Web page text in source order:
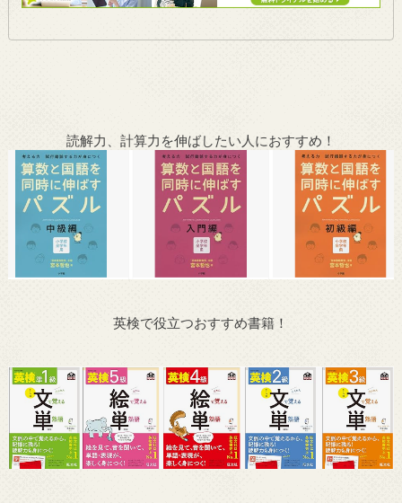
読解力、計算力を伸ばしたい人におすすめ！
英検で役立つおすすめ書籍！